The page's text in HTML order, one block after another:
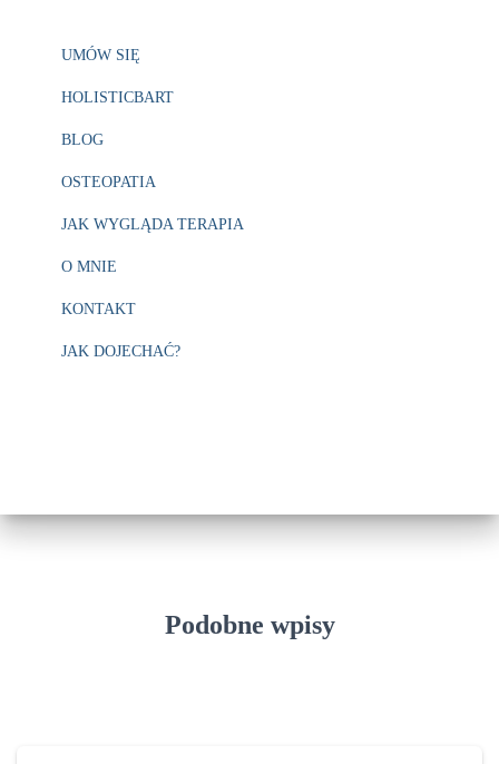
UMÓW SIĘ
HOLISTICBART
BLOG
OSTEOPATIA
JAK WYGLĄDA TERAPIA
O MNIE
KONTAKT
JAK DOJECHAĆ?
Podobne wpisy